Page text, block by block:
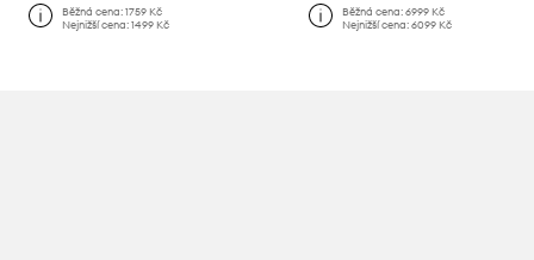
Běžná cena:1759 Kč
Nejnižší cena:1499 Kč
Běžná cena: 6999 Kč
Nejnižší cena: 6099 Kč